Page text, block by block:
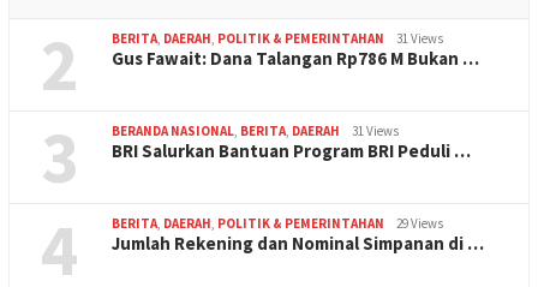
2 BERITA DAERAH POLITIK & PEMERINTAHAN 31 Views
Gus Fawait: Dana Talangan Rp786 M Bukan …
3 BERANDA NASIONAL BERITA DAERAH 31 Views
BRI Salurkan Bantuan Program BRI Peduli …
4 BERITA DAERAH POLITIK & PEMERINTAHAN 29 Views
Jumlah Rekening dan Nominal Simpanan di …